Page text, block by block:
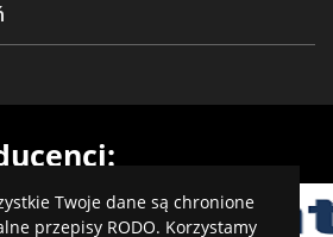
Twoje dane są chronione
przepisy RODO. Korzystamy